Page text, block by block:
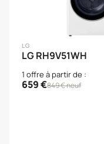
LG
LG RH9V51WH
1 offre à partir de :
659€849€ neuf